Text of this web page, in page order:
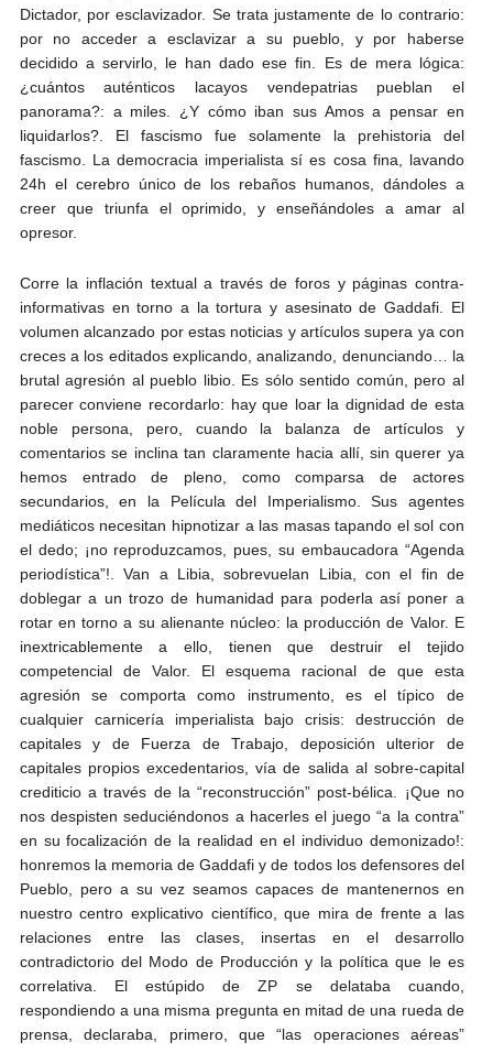
Dictador, por esclavizador. Se trata justamente de lo contrario:
por no acceder a esclavizar a su pueblo, y por haberse
decidido a servirlo, le han dado ese fin. Es de mera lógica:
¿cuántos auténticos lacayos vendepatrias pueblan el
panorama?: a miles. ¿Y cómo iban sus Amos a pensar en
liquidarlos?. El fascismo fue solamente la prehistoria del
fascismo. La democracia imperialista sí es cosa fina, lavando
24h el cerebro único de los rebaños humanos, dándoles a
creer que triunfa el oprimido, y enseñándoles a amar al
opresor.
Corre la inflación textual a través de foros y páginas contra-
informativas en torno a la tortura y asesinato de Gaddafi. El
volumen alcanzado por estas noticias y artículos supera ya con
creces a los editados explicando, analizando, denunciando… la
brutal agresión al pueblo libio. Es sólo sentido común, pero al
parecer conviene recordarlo: hay que loar la dignidad de esta
noble persona, pero, cuando la balanza de artículos y
comentarios se inclina tan claramente hacia allí, sin querer ya
hemos entrado de pleno, como comparsa de actores
secundarios, en la Película del Imperialismo. Sus agentes
mediáticos necesitan hipnotizar a las masas tapando el sol con
el dedo; ¡no reproduzcamos, pues, su embaucadora “Agenda
periodística”!. Van a Libia, sobrevuelan Libia, con el fin de
doblegar a un trozo de humanidad para poderla así poner a
rotar en torno a su alienante núcleo: la producción de Valor. E
inextricablemente a ello, tienen que destruir el tejido
competencial de Valor. El esquema racional de que esta
agresión se comporta como instrumento, es el típico de
cualquier carnicería imperialista bajo crisis: destrucción de
capitales y de Fuerza de Trabajo, deposición ulterior de
capitales propios excedentarios, vía de salida al sobre-capital
crediticio a través de la “reconstrucción” post-bélica. ¡Que no
nos despisten seduciéndonos a hacerles el juego “a la contra”
en su focalización de la realidad en el individuo demonizado!:
honremos la memoria de Gaddafi y de todos los defensores del
Pueblo, pero a su vez seamos capaces de mantenernos en
nuestro centro explicativo científico, que mira de frente a las
relaciones entre las clases, insertas en el desarrollo
contradictorio del Modo de Producción y la política que le es
correlativa. El estúpido de ZP se delataba cuando,
respondiendo a una misma pregunta en mitad de una rueda de
prensa, declaraba, primero, que “las operaciones aéreas”